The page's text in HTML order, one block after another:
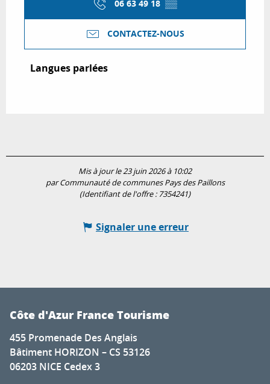
06 63 49 18 ▒▒
CONTACTEZ-NOUS
Langues parlées
Langues parlées
Mis à jour le 23 juin 2026 à 10:02
par Communauté de communes Pays des Paillons
(Identifiant de l'offre : 7354241)
Signaler une erreur
Côte d'Azur France Tourisme
455 Promenade Des Anglais
Bâtiment HORIZON – CS 53126
06203 NICE Cedex 3